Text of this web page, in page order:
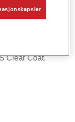
Clear Coat.